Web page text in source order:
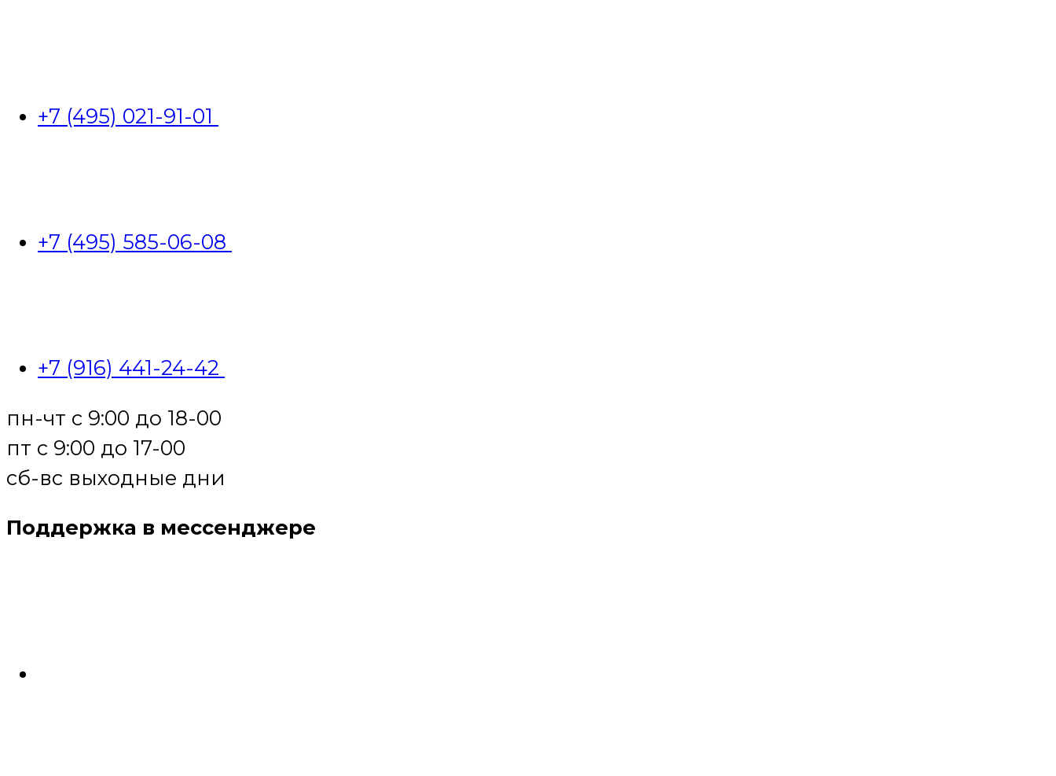
+7 (495) 021-91-01
+7 (495) 585-06-08
+7 (916) 441-24-42
пн-чт с 9:00 до 18-00
пт с 9:00 до 17-00
сб-вс выходные дни
Поддержка в мессенджере